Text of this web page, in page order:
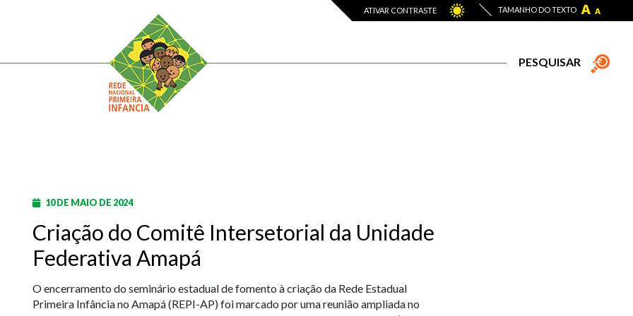
ATIVAR CONTRASTE TAMANHO DO TEXTO
PESQUISAR
10 DE MAIO DE 2024
Criação do Comitê Intersetorial da Unidade
Federativa Amapá
O encerramento do seminário estadual de fomento à criação da Rede Estadual
Primeira Infância no Amapá (REPI-AP) foi marcado por uma reunião ampliada no